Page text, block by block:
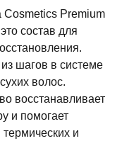
Cosmetics Premium
состав для
шагов в системе
волос.
восстанавливает
и помогает
и